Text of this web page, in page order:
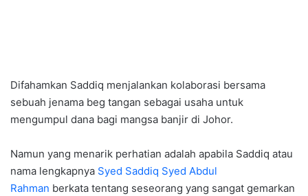
Difahamkan Saddiq menjalankan kolaborasi bersama
sebuah jenama beg tangan sebagai usaha untuk
mengumpul dana bagi mangsa banjir di Johor.
Namun yang menarik perhatian adalah apabila Saddiq atau
nama lengkapnya Syed Saddiq Syed Abdul
Rahman berkata tentang seseorang yang sangat gemarkan